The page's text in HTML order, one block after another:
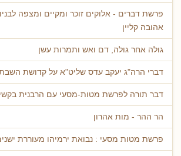
פרשת דברים - אלוקים זוכר ומקיים ומצפה
אהובה קליין
גולה אחר גולה, דם ואש ותמרות עשן
דברי הרה"ג יעקב עדס שליט"א על קדושת
דבר תורה לפרשת מטות-מסעי עם הרבנית בקשי
הר ההר - מות אהרון
פרשת מטות מסעי : נבואת ירמיהו מעוררת